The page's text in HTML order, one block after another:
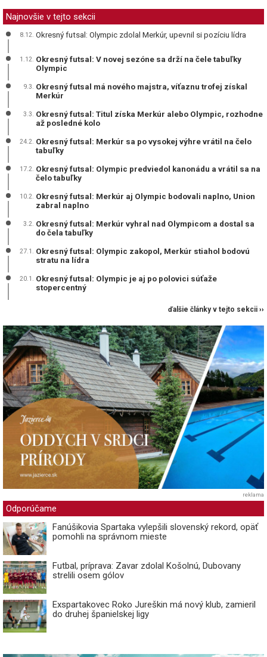
Najnovšie v tejto sekcii
8.12. Okresný futsal: Olympic zdolal Merkúr, upevnil si pozíciu lídra
1.12. Okresný futsal: V novej sezóne sa drží na čele tabuľky
Olympic
9.3. Okresný futsal má nového majstra, víťaznu trofej získal
Merkúr
3.3. Okresný futsal: Titul získa Merkúr alebo Olympic, rozhodne
až posledné kolo
24.2. Okresný futsal: Merkúr sa po vysokej výhre vrátil na čelo
tabuľky
17.2. Okresný futsal: Olympic predviedol kanonádu a vrátil sa na
čelo tabuľky
10.2. Okresný futsal: Merkúr aj Olympic bodovali naplno, Union
zabral naplno
3.2. Okresný futsal: Merkúr vyhral nad Olympicom a dostal sa
do čela tabuľky
27.1. Okresný futsal: Olympic zakopol, Merkúr stiahol bodovú
stratu na lídra
20.1. Okresný futsal: Olympic je aj po polovici súťaže
stopercentný
ďalšie články v tejto sekcii ››
reklama
Odporúčame
Fanúšikovia Spartaka vylepšili slovenský rekord, opäť
pomohli na správnom mieste
Futbal, príprava: Zavar zdolal Košolnú, Dubovany
strelili osem gólov
Exspartakovec Roko Jureškin má nový klub, zamieril
do druhej španielskej ligy